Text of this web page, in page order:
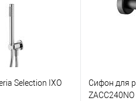
Selection IXO
Сифон для
ZACC240NO